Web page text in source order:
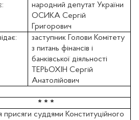
народний депутат України
ОСИКА Сергій
Григорович
заступник Голови Комітету
з питань фінансів і
банківської діяльності
ТЕРЬОХІН Сергій
Анатолійович
* * *
присяги суддями Конституційного